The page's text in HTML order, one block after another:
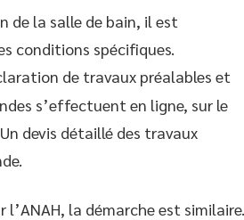
de la salle de bain, il est
conditions spécifiques.
de travaux préalables et
s’effectuent en ligne, sur le
devis détaillé des travaux
l’ANAH, la démarche est similaire.